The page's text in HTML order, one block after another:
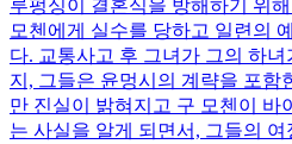
루펑싱이 결혼식을 방해하기 위
모첸에게 실수를 당하고 일련의
다. 교통사고 후 그녀가 그의 하
지, 그들은 윤멍시의 계략을 포함
만 진실이 밝혀지고 구 모첸이 바
는 사실을 알게 되면서, 그들의